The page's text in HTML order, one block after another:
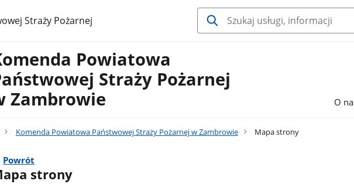
Straży Pożarnej
Powiatowa
Straży Pożarnej
Zambrowie
O
Komenda Powiatowa Państwowej Straży Pożarnej w Zambrowie Mapa strony
Powrót
strony